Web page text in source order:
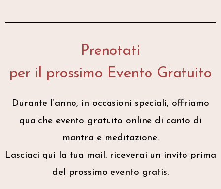
Prenotati
per il prossimo Evento Gratuito
Durante l’anno, in occasioni speciali, offriamo
qualche evento gratuito online di canto di
mantra e meditazione.
Lasciaci qui la tua mail, riceverai un invito prima
del prossimo evento gratis.